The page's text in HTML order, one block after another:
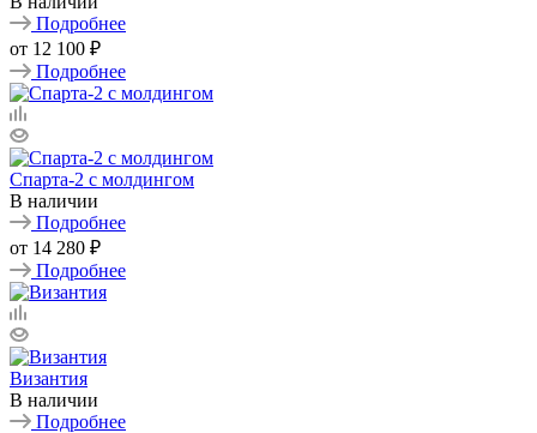
Подробнее
от 12 100 ₽
Подробнее
Спарта-2 с молдингом
В наличии
Подробнее
от 14 280 ₽
Подробнее
Византия
В наличии
Подробнее